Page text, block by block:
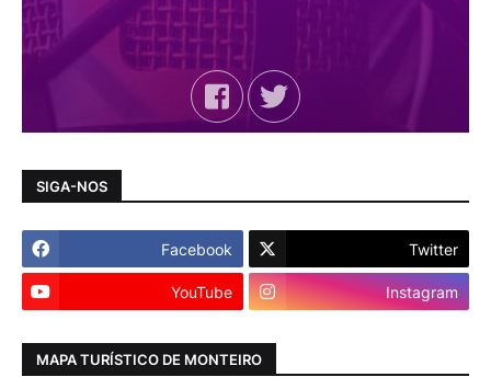
SIGA-NOS
Facebook Twitter
YouTube Instagram
MAPA TURÍSTICO DE MONTEIRO